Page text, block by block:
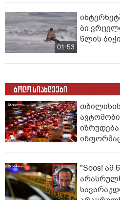
01:53
ბი
წლის
ბოლო სიახლეები
"Soos! ამ